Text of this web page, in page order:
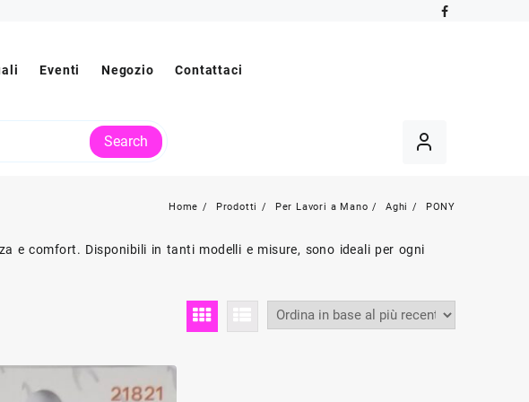
Eventi Negozio Contattaci
Search
Home Prodotti Per Lavori a Mano Aghi PONY
e comfort. Disponibili in tanti modelli e misure, sono ideali per ogni